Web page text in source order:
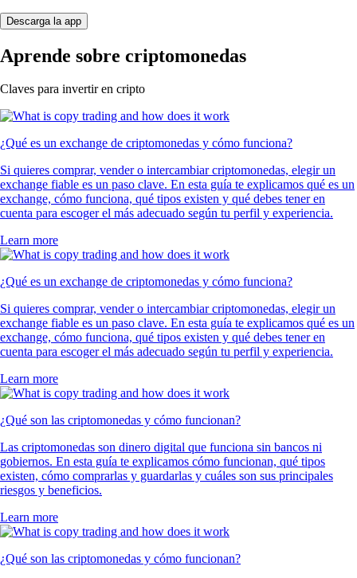
Descarga la app
Aprende sobre criptomonedas
Claves para invertir en cripto
¿Qué es un exchange de criptomonedas y cómo funciona?
Si quieres comprar, vender o intercambiar criptomonedas, elegir un
exchange fiable es un paso clave. En esta guía te explicamos qué es un
exchange, cómo funciona, qué tipos existen y qué debes tener en
cuenta para escoger el más adecuado según tu perfil y experiencia.
Learn more
¿Qué es un exchange de criptomonedas y cómo funciona?
Si quieres comprar, vender o intercambiar criptomonedas, elegir un
exchange fiable es un paso clave. En esta guía te explicamos qué es un
exchange, cómo funciona, qué tipos existen y qué debes tener en
cuenta para escoger el más adecuado según tu perfil y experiencia.
Learn more
¿Qué son las criptomonedas y cómo funcionan?
Las criptomonedas son dinero digital que funciona sin bancos ni
gobiernos. En esta guía te explicamos cómo funcionan, qué tipos
existen, cómo comprarlas y guardarlas y cuáles son sus principales
riesgos y beneficios.
Learn more
¿Qué son las criptomonedas y cómo funcionan?